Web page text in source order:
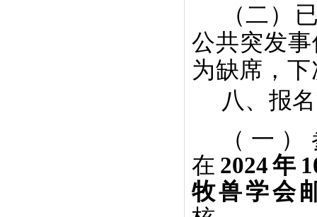
（二）
公共突发事
为缺席，
八、报
（一
在 2024年
牧兽学会